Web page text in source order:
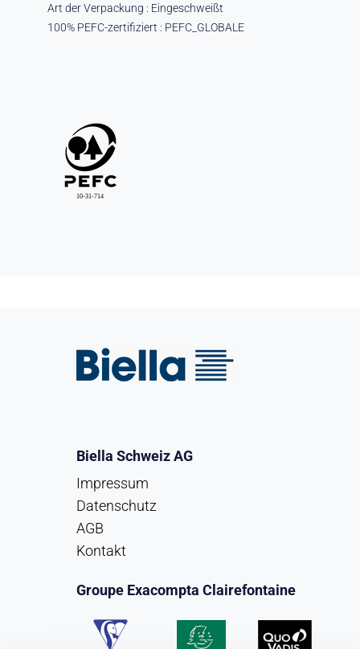
Art der Verpackung : Eingeschweißt
100% PEFC-zertifiziert : PEFC_GLOBALE
Biella Schweiz AG
Impressum
Datenschutz
AGB
Kontakt
Groupe Exacompta Clairefontaine